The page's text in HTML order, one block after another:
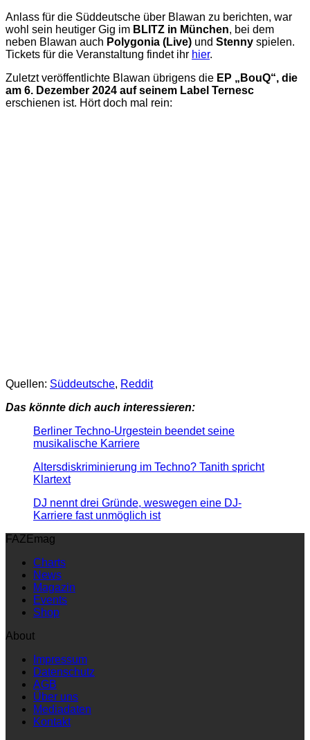
Anlass für die Süddeutsche über Blawan zu berichten, war
wohl sein heutiger Gig im BLITZ in München, bei dem
neben Blawan auch Polygonia (Live) und Stenny spielen.
Tickets für die Veranstaltung findet ihr hier.
Zuletzt veröffentlichte Blawan übrigens die EP „BouQ“, die
am 6. Dezember 2024 auf seinem Label Ternesc
erschienen ist. Hört doch mal rein:
Quellen: Süddeutsche, Reddit
Das könnte dich auch interessieren:
Berliner Techno-Urgestein beendet seine
musikalische Karriere
Altersdiskriminierung im Techno? Tanith spricht
Klartext
DJ nennt drei Gründe, weswegen eine DJ-
Karriere fast unmöglich ist
FAZEmag
Charts
News
Magazin
Events
Shop
About
Impressum
Datenschutz
AGB
Über uns
Mediadaten
Kontakt